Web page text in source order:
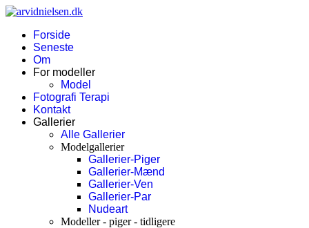
Forside
Seneste
Om
For modeller
Model
Fotografi Terapi
Kontakt
Gallerier
Alle Gallerier
Modelgallerier
Gallerier-Piger
Gallerier-Mænd
Gallerier-Ven
Gallerier-Par
Nudeart
Modeller - piger - tidligere